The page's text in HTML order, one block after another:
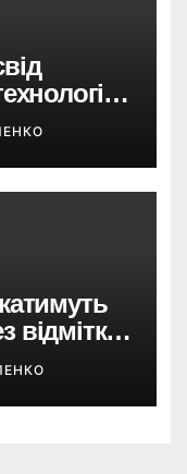
відмітку